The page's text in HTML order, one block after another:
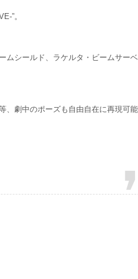
”。
ムシールド、ラケルタ・ビームサー
、劇中のポーズも自由自在に再現可能